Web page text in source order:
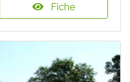
Fiche